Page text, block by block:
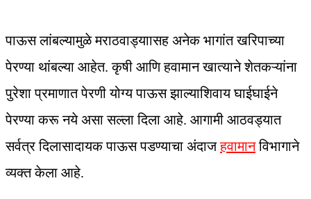
पाऊस लांबल्यामुळे मराठवाड्याासह अनेक भागांत खरिपाच्या
पेरण्या थांबल्या आहेत. कृषी आणि हवामान खात्याने शेतकऱ्यांना
पुरेशा प्रमाणात पेरणी योग्य पाऊस झाल्याशिवाय घाईघाईने
पेरण्या करू नये असा सल्ला दिला आहे. आगामी आठवड्यात
सर्वत्र दिलासादायक पाऊस पडण्याचा अंदाजहवामानविभागाने
व्यक्त केला आहे.